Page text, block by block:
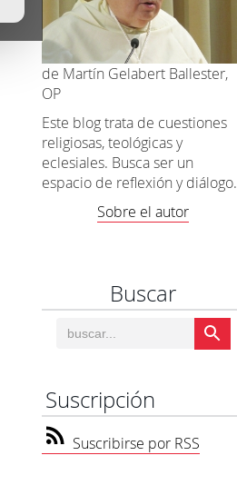
de Martín Gelabert Ballester,
OP
Este blog trata de cuestiones
religiosas, teológicas y
eclesiales. Busca ser un
espacio de reflexión y diálogo.
Sobre el autor
Buscar
Suscripción
Suscribirse por RSS